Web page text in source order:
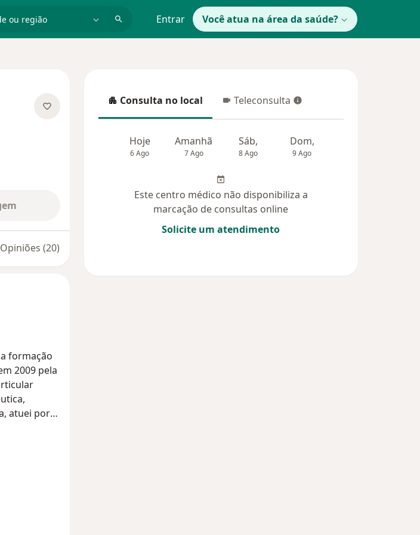
Entrar Você atua na área da saúde?
Opiniões (20)
formação
2009 pela
atuei por
no
de si
de
Consulta no local
Consulta no local Teleconsulta
Teleconsulta
Hoje
6 Ago
Amanhã
7 Ago
Sáb,
8 Ago
Dom,
9 Ago
Este centro médico não disponibiliza a
marcação de consultas online
Solicite um atendimento